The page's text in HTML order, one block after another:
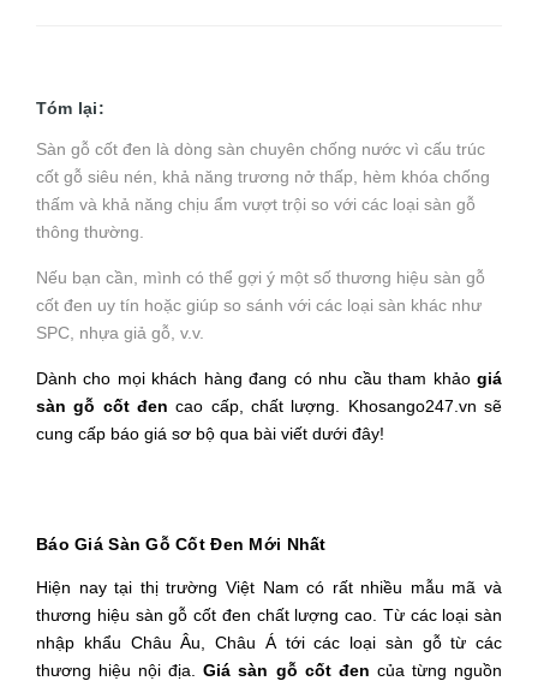
Tóm lại:
Sàn gỗ cốt đen là dòng sàn chuyên chống nước vì cấu trúc
cốt gỗ siêu nén, khả năng trương nở thấp, hèm khóa chống
thấm và khả năng chịu ẩm vượt trội so với các loại sàn gỗ
thông thường.
Nếu bạn cần, mình có thể gợi ý một số thương hiệu sàn gỗ
cốt đen uy tín hoặc giúp so sánh với các loại sàn khác như
SPC, nhựa giả gỗ, v.v.
Dành cho mọi khách hàng đang có nhu cầu tham khảo giá
sàn gỗ cốt đen cao cấp, chất lượng. Khosango247.vn sẽ
cung cấp báo giá sơ bộ qua bài viết dưới đây!
Báo Giá Sàn Gỗ Cốt Đen Mới Nhất
Hiện nay tại thị trường Việt Nam có rất nhiều mẫu mã và
thương hiệu sàn gỗ cốt đen chất lượng cao. Từ các loại sàn
nhập khẩu Châu Âu, Châu Á tới các loại sàn gỗ từ các
thương hiệu nội địa. Giá sàn gỗ cốt đen của từng nguồn